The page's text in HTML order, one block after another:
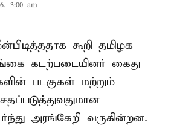
3:00 am
கூறி தமிழக
கடற்படையினர் கைது
படகுகள் மற்றும்
அரங்கேறி வருகின்றன.